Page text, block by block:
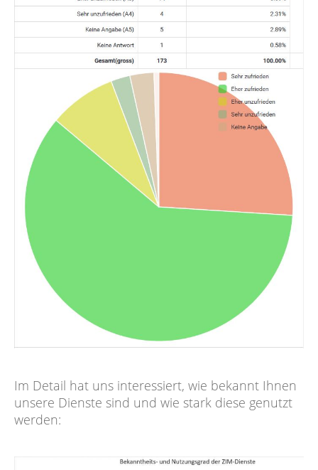
Im Detail hat uns interessiert, wie bekannt Ihnen
unsere Dienste sind und wie stark diese genutzt
werden: